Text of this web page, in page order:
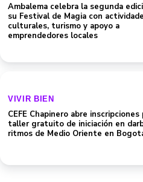
Ambalema celebra la segunda
su Festival de Magia con
culturales, turismo y apoyo a
emprendedores locales
VIVIR BIEN
CEFE Chapinero abre inscripciones
taller gratuito de iniciación en
ritmos de Medio Oriente en